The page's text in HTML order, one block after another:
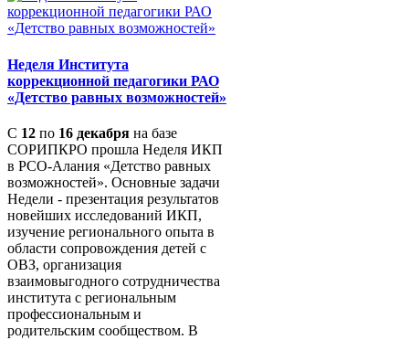
Неделя Института
коррекционной педагогики РАО
«Детство равных возможностей»
С 12 по 16 декабря на базе
СОРИПКРО прошла Неделя ИКП
в РСО-Алания «Детство равных
возможностей». Основные задачи
Недели - презентация результатов
новейших исследований ИКП,
изучение регионального опыта в
области сопровождения детей с
ОВЗ, организация
взаимовыгодного сотрудничества
института с региональным
профессиональным и
родительским сообществом. В